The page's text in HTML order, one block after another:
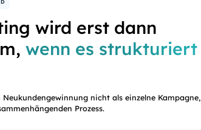
wird erst dann
wenn es strukturiert
nicht als einzelne Kampagne,
Prozess.